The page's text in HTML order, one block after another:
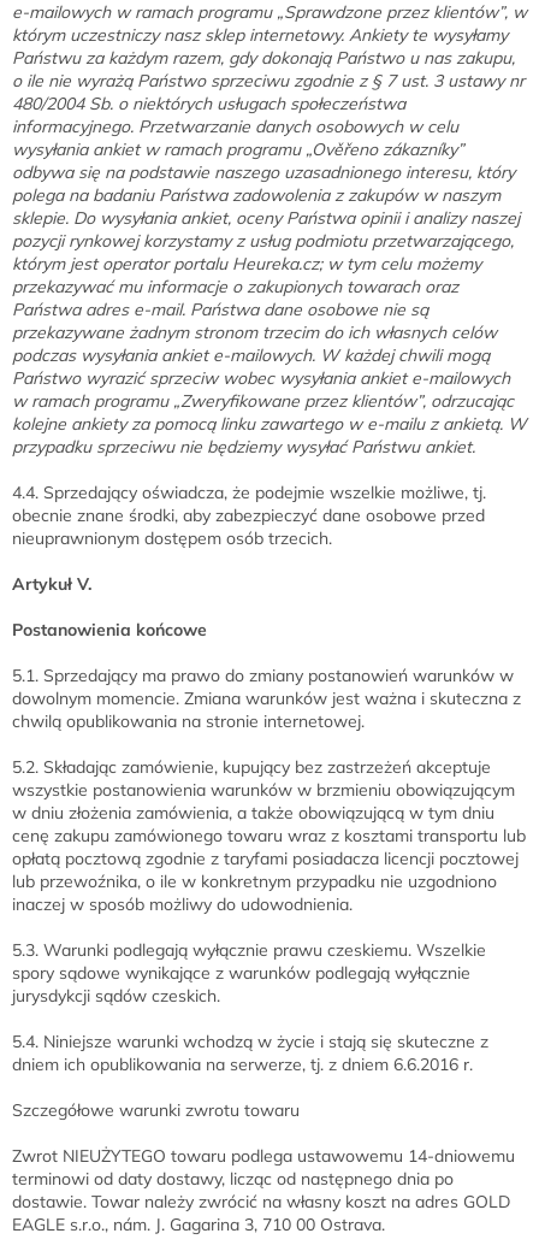
e-mailowych w ramach programu „Sprawdzone przez klientów”, w
którym uczestniczy nasz sklep internetowy. Ankiety te wysyłamy
Państwu za każdym razem, gdy dokonają Państwo u nas zakupu,
o ile nie wyrażą Państwo sprzeciwu zgodnie z § 7 ust. 3 ustawy nr
480/2004 Sb. o niektórych usługach społeczeństwa
informacyjnego. Przetwarzanie danych osobowych w celu
wysyłania ankiet w ramach programu „Ověřeno zákazníky”
odbywa się na podstawie naszego uzasadnionego interesu, który
polega na badaniu Państwa zadowolenia z zakupów w naszym
sklepie. Do wysyłania ankiet, oceny Państwa opinii i analizy naszej
pozycji rynkowej korzystamy z usług podmiotu przetwarzającego,
którym jest operator portalu Heureka.cz; w tym celu możemy
przekazywać mu informacje o zakupionych towarach oraz
Państwa adres e-mail. Państwa dane osobowe nie są
przekazywane żadnym stronom trzecim do ich własnych celów
podczas wysyłania ankiet e-mailowych. W każdej chwili mogą
Państwo wyrazić sprzeciw wobec wysyłania ankiet e-mailowych
w ramach programu „Zweryfikowane przez klientów”, odrzucając
kolejne ankiety za pomocą linku zawartego w e-mailu z ankietą. W
przypadku sprzeciwu nie będziemy wysyłać Państwu ankiet.
4.4. Sprzedający oświadcza, że podejmie wszelkie możliwe, tj.
obecnie znane środki, aby zabezpieczyć dane osobowe przed
nieuprawnionym dostępem osób trzecich.
Artykuł V.
Postanowienia końcowe
5.1. Sprzedający ma prawo do zmiany postanowień warunków w
dowolnym momencie. Zmiana warunków jest ważna i skuteczna z
chwilą opublikowania na stronie internetowej.
5.2. Składając zamówienie, kupujący bez zastrzeżeń akceptuje
wszystkie postanowienia warunków w brzmieniu obowiązującym
w dniu złożenia zamówienia, a także obowiązującą w tym dniu
cenę zakupu zamówionego towaru wraz z kosztami transportu lub
opłatą pocztową zgodnie z taryfami posiadacza licencji pocztowej
lub przewoźnika, o ile w konkretnym przypadku nie uzgodniono
inaczej w sposób możliwy do udowodnienia.
5.3. Warunki podlegają wyłącznie prawu czeskiemu. Wszelkie
spory sądowe wynikające z warunków podlegają wyłącznie
jurysdykcji sądów czeskich.
5.4. Niniejsze warunki wchodzą w życie i stają się skuteczne z
dniem ich opublikowania na serwerze, tj. z dniem 6.6.2016 r.
Szczegółowe warunki zwrotu towaru
Zwrot NIEUŻYTEGO towaru podlega ustawowemu 14-dniowemu
terminowi od daty dostawy, licząc od następnego dnia po
dostawie. Towar należy zwrócić na własny koszt na adres GOLD
EAGLE s.r.o., nám. J. Gagarina 3, 710 00 Ostrava.